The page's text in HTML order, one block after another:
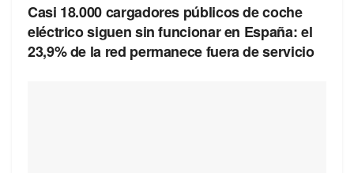
Casi 18.000 cargadores públicos de coche
eléctrico siguen sin funcionar en España: el
23,9% de la red permanece fuera de servicio